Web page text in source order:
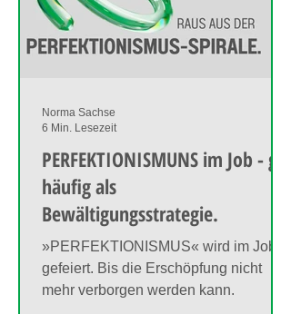
PERFEKTIONISMUNS im Job - gilt
häufig als
Bewältigungsstrategie.
»PERFEKTIONISMUS« wird im Job
gefeiert. Bis die Erschöpfung nicht
mehr verborgen werden kann.
Norma Sachse
6 Min. Lesezeit